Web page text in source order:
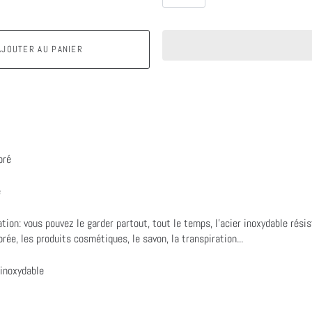
AU PANIER
vous pouvez le garder partout, tout le temps, l'acier inoxydable
les produits cosmétiques, le savon, la transpiration...